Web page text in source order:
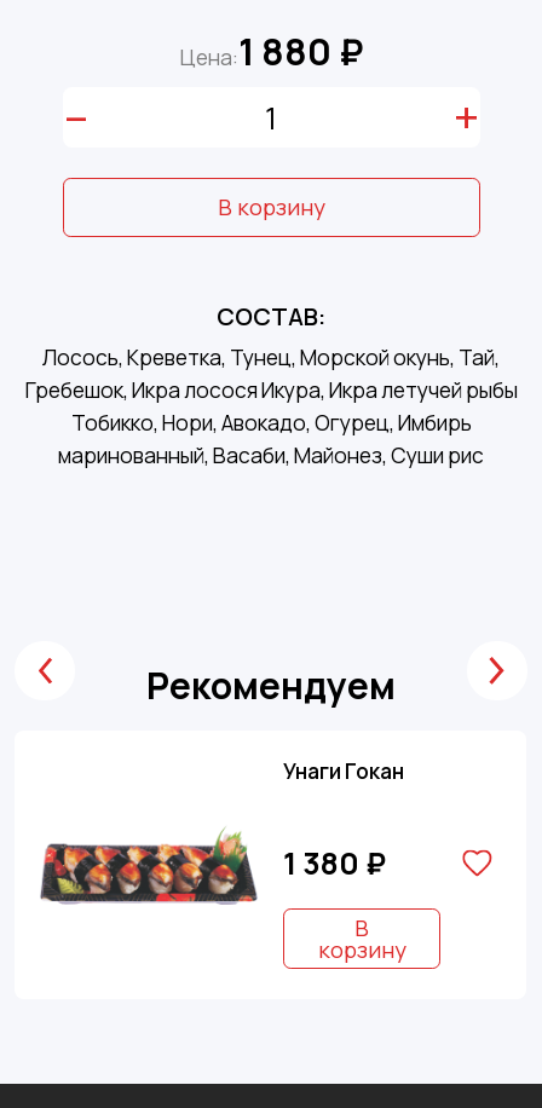
Цена:1 880 ₽
– +
В корзину
СОСТАВ:
Лосось, Креветка, Тунец, Морской окунь, Тай,
Гребешок, Икра лосося Икура, Икра летучей рыбы
Тобикко, Нори, Авокадо, Огурец, Имбирь
маринованный, Васаби, Майонез, Суши рис
Рекомендуем
Унаги Гокан
1 380 ₽
В
корзину